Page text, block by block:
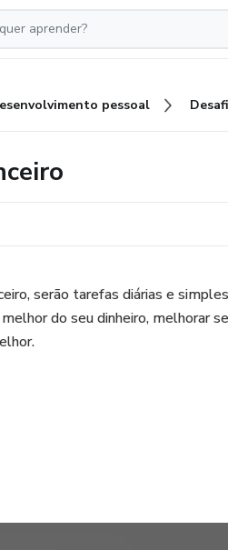
pessoal
serão tarefas diárias e
do seu dinheiro, melhorar